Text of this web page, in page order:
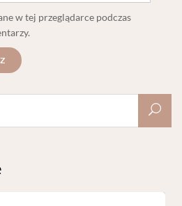
w tej przeglądarce podczas